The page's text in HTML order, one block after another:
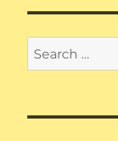
Search
for: